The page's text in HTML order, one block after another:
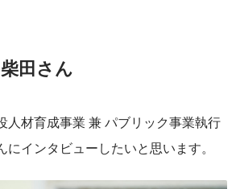
田さん
人材育成事業 兼 パブリック事業執行
インタビューしたいと思います。